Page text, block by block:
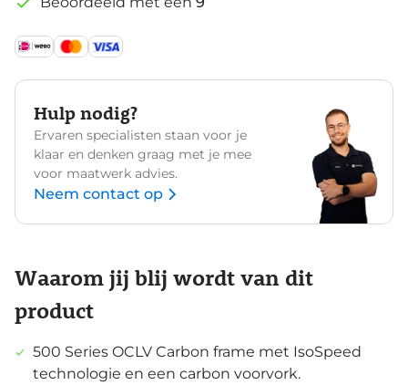
Hulp nodig?
Ervaren specialisten staan voor je
klaar en denken graag met je mee
voor maatwerk advies.
Neem contact op
Waarom jij blij wordt van dit
product
500 Series OCLV Carbon frame met IsoSpeed
technologie en een carbon voorvork.